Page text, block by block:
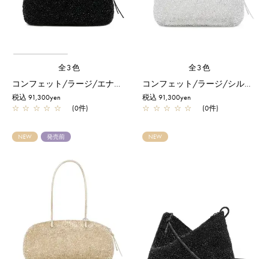
全3色
コンフェット/ラージ/エナメルブラック
税込 91,300yen
☆ ☆ ☆ ☆ ☆ (0件)
全3色
コンフェット/ラージ/シルバー
税込 91,300yen
☆ ☆ ☆ ☆ ☆ (0件)
NEW 発売前 NEW